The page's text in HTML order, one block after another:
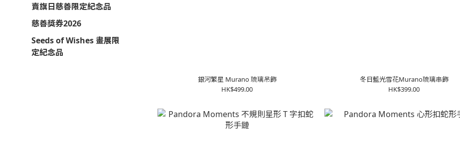
賣旗日慈善限定紀念品
慈善獎券2026
Seeds of Wishes 畫展限
定紀念品
銀河繁星 Murano 琉璃吊飾
HK$499.00
冬日藍光雪花Murano琉璃串飾
HK$399.00